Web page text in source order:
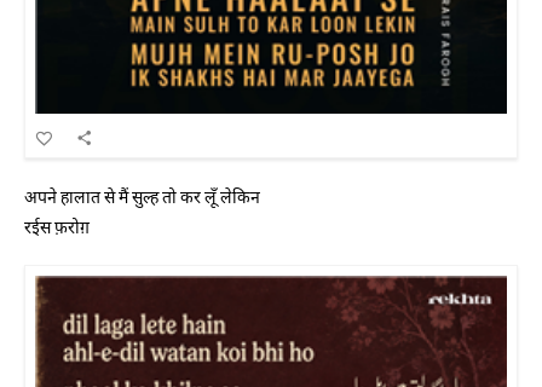
अपने हालात से मैं सुल्ह तो कर लूँ लेकिन
रईस फ़रोग़